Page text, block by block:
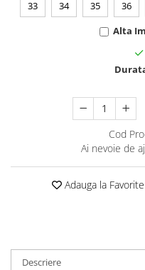
33 34 35 36
Alta
Cod
Ai nevoie de
Adauga la Favorite
Descriere